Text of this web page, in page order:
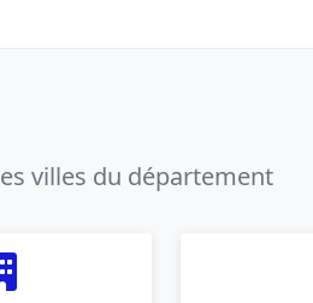
villes du département